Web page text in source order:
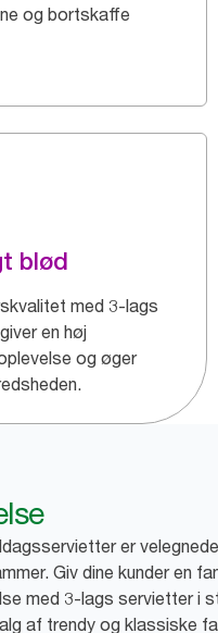
og bortskaffe
blød
med 3-lags
en høj
og øger
er
Giv dine kunder en
med 3-lags servietter i
af trendy og klassiske